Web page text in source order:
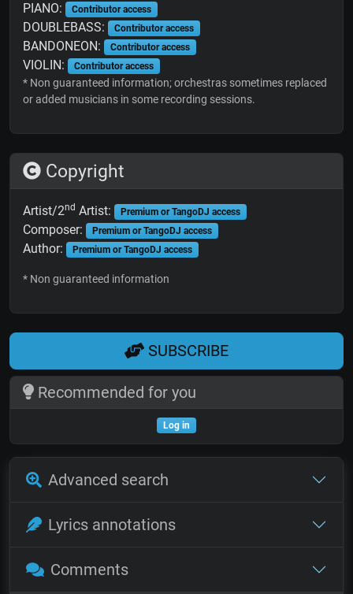
PIANO: Contributor access
DOUBLEBASS: Contributor access
BANDONEON: Contributor access
VIOLIN: Contributor access
* Non guaranteed information; orchestras sometimes replaced
or added musicians in some recording sessions.
Copyright
Artist/2nd Artist: Premium or TangoDJ access
Composer: Premium or TangoDJ access
Author: Premium or TangoDJ access
* Non guaranteed information
SUBSCRIBE
Recommended for you
Log in
Advanced search
Lyrics annotations
Comments